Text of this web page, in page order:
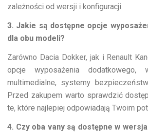
zależności od wersji i konfiguracji.
3. Jakie są dostępne opcje
dla obu modeli?
Zarówno Dacia Dokker, jak i Renault
opcje wyposażenia
multimedialne, systemy
Przed zakupem warto sprawdzić
te, które najlepiej odpowiadają Twoim
4. Czy oba vany są dostępne w